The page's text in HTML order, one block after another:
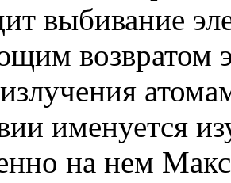
выбивание
возвратом
именуется
на нем